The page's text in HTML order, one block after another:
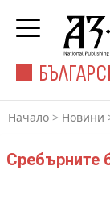
Начало > Новини
Сребърните